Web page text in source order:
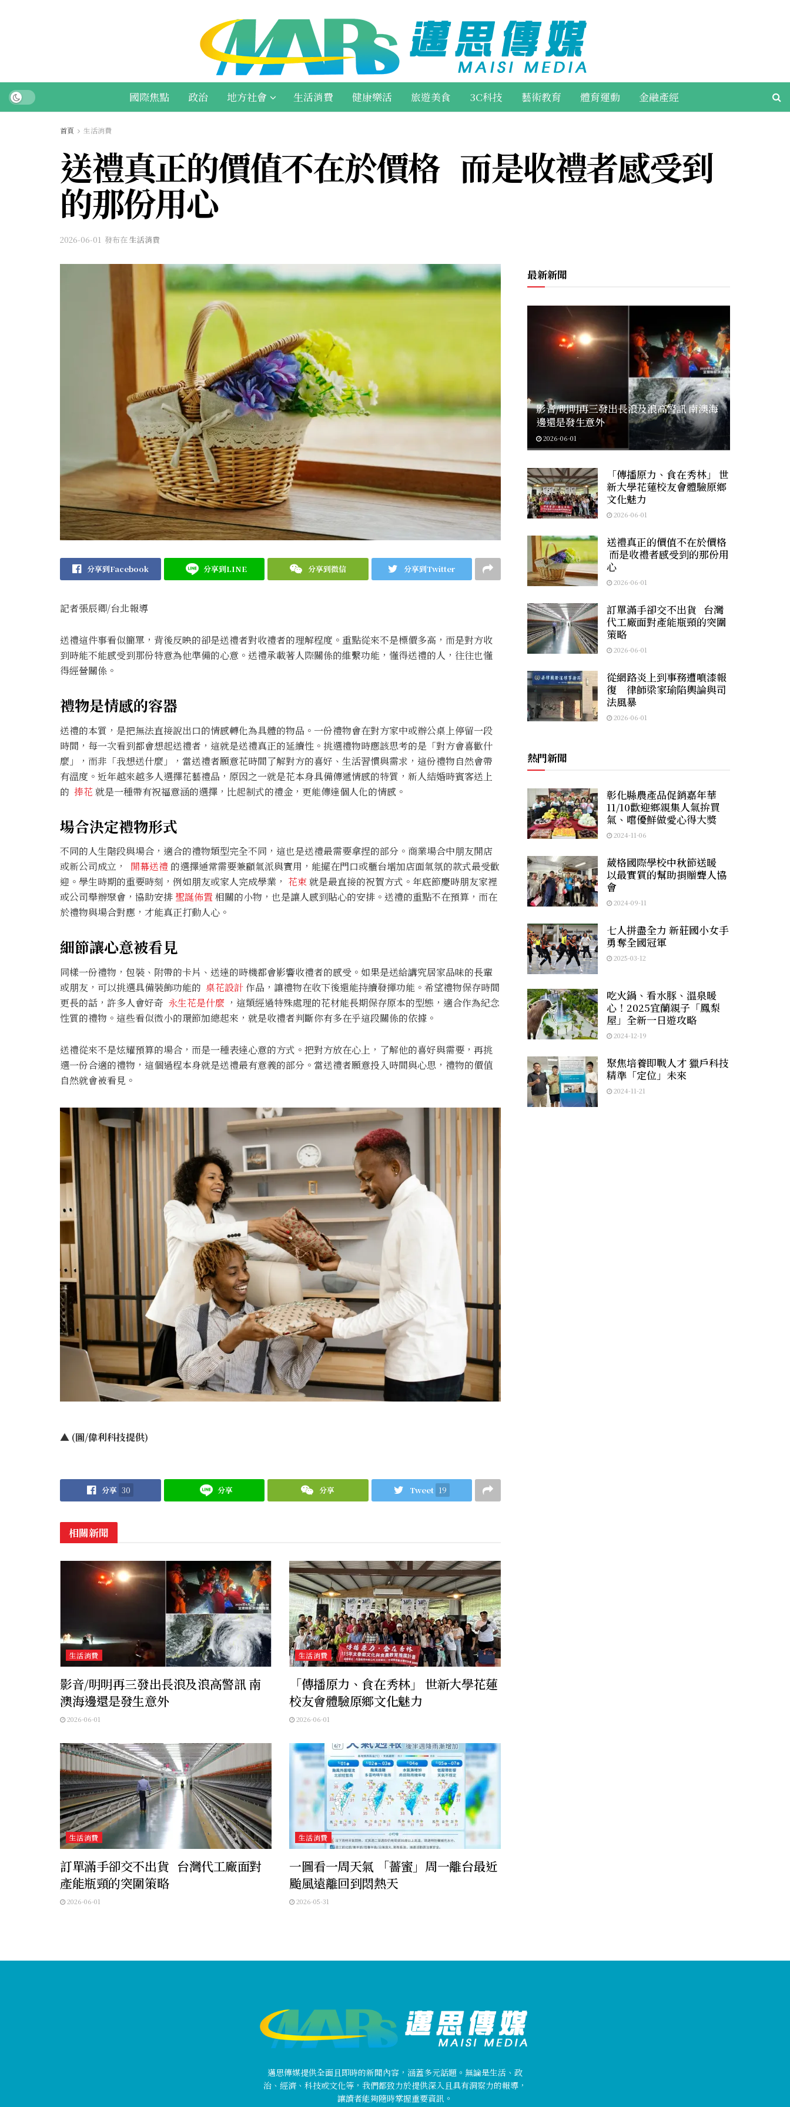
國際焦點 政治 地方社會 生活消費 健康樂活 旅遊美食 3C科技 藝術教育 體育運動 金融產經
首頁 生活消費
送禮真正的價值不在於價格 而是收禮者感受到
的那份用心
2026-06-01 發布在生活消費
分享到Facebook 分享到LINE 分享到微信 分享到Twitter
記者張辰卿/台北報導
送禮這件事看似簡單，背後反映的卻是送禮者對收禮者的理解程度。重點從來不是標價多高，而是對方收
到時能不能感受到那份特意為他準備的心意。送禮承載著人際關係的維繫功能，懂得送禮的人，往往也懂
得經營關係。
禮物是情感的容器
送禮的本質，是把無法直接說出口的情感轉化為具體的物品。一份禮物會在對方家中或辦公桌上停留一段
時間，每一次看到都會想起送禮者，這就是送禮真正的延續性。挑選禮物時應該思考的是「對方會喜歡什
麼」，而非「我想送什麼」，當送禮者願意花時間了解對方的喜好、生活習慣與需求，這份禮物自然會帶
有溫度。近年越來越多人選擇花藝禮品，原因之一就是花本身具備傳遞情感的特質，新人結婚時賓客送上
的 捧花 就是一種帶有祝福意涵的選擇，比起制式的禮金，更能傳達個人化的情感。
場合決定禮物形式
不同的人生階段與場合，適合的禮物類型完全不同，這也是送禮最需要拿捏的部分。商業場合中朋友開店
或新公司成立，
開幕送禮 的選擇通常需要兼顧氣派與實用，能擺在門口或櫃台增加店面氣氛的款式最受歡
迎。學生時期的重要時刻，例如朋友或家人完成學業， 花束就是最直接的祝賀方式。年底節慶時朋友家裡
或公司舉辦聚會，協助安排 聖誕佈置 相關的小物，也是讓人感到貼心的安排。送禮的重點不在預算，而在
於禮物與場合對應，才能真正打動人心。
細節讓心意被看見
同樣一份禮物，包裝、附帶的卡片、送達的時機都會影響收禮者的感受。如果是送給講究居家品味的長輩
或朋友，可以挑選具備裝飾功能的 桌花設計作品，讓禮物在收下後還能持續發揮功能。希望禮物保存時間
更長的話，許多人會好奇 永生花是什麼 ，這類經過特殊處理的花材能長期保存原本的型態，適合作為紀念
性質的禮物。這些看似微小的環節加總起來，就是收禮者判斷你有多在乎這段關係的依據。
送禮從來不是炫耀預算的場合，而是一種表達心意的方式。把對方放在心上，了解他的喜好與需要，再挑
選一份合適的禮物，這個過程本身就是送禮最有意義的部分。當送禮者願意投入時間與心思，禮物的價值
自然就會被看見。
▲ (圖/偉利科技提供)
分享 30 分享 分享 Tweet 19
相關新聞
生活消費
影音/明明再三發出長浪及浪高警訊 南
澳海邊還是發生意外
2026-06-01
生活消費
「傳播原力、食在秀林」 世新大學花蓮
校友會體驗原鄉文化魅力
2026-06-01
生活消費
訂單滿手卻交不出貨 台灣代工廠面對
產能瓶頸的突圍策略
2026-06-01
生活消費
一圖看一周天氣 「薔蜜」周一離台最近
颱風遠離回到悶熱天
2026-05-31
最新新聞
影音/明明再三發出長浪及浪高警訊 南澳海
邊還是發生意外
2026-06-01
「傳播原力、食在秀林」 世
新大學花蓮校友會體驗原鄉
文化魅力
2026-06-01
送禮真正的價值不在於價格
而是收禮者感受到的那份用
心
2026-06-01
訂單滿手卻交不出貨 台灣
代工廠面對產能瓶頸的突圍
策略
2026-06-01
從網路炎上到事務遭噴漆報
復 律師梁家瑜陷輿論與司
法風暴
2026-06-01
熱門新聞
彰化縣農產品促銷嘉年華
11/10歡迎鄉親集人氣拚買
氣、嚐優鮮做愛心得大獎
2024-11-06
葳格國際學校中秋節送暖
以最實質的幫助捐贈聾人協
會
2024-09-11
七人拼盡全力 新莊國小女手
勇奪全國冠軍
2025-03-12
吃火鍋、看水豚、溫泉暖
心！2025宜蘭親子「鳳梨
屋」全新一日遊攻略
2024-12-19
聚焦培養即戰人才 獵戶科技
精準「定位」未來
2024-11-21
邁思傳媒提供全面且即時的新聞內容，涵蓋多元話題。無論是生活、政
治、經濟、科技或文化等，我們都致力於提供深入且具有洞察力的報導，
讓讀者能夠隨時掌握重要資訊。